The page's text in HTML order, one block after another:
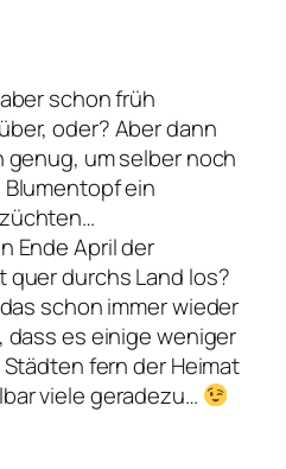
schon früh
oder? Aber dann
um selber noch
ein
Ende April der
quer durchs Land los?
schon immer wieder
es einige weniger
fern der Heimat
viele geradezu…